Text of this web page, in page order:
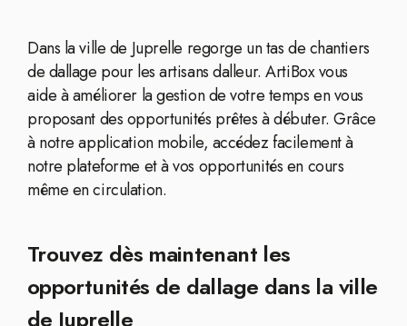
Dans la ville de Juprelle regorge un tas de chantiers
de dallage pour les artisans dalleur. ArtiBox vous
aide à améliorer la gestion de votre temps en vous
proposant des opportunités prêtes à débuter. Grâce
à notre application mobile, accédez facilement à
notre plateforme et à vos opportunités en cours
même en circulation.
Trouvez dès maintenant les
opportunités de dallage dans la ville
de Juprelle